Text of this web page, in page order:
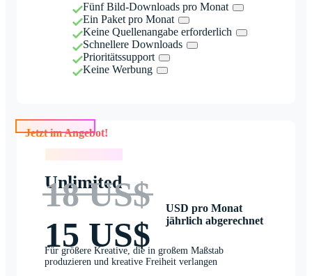
Fünf Bild-Downloads pro Monat
Ein Paket pro Monat
Keine Quellenangabe erforderlich
Schnellere Downloads
Prioritätssupport
Keine Werbung
Jetzt im Angebot!
Unlimited
18 US$
15 US$
USD pro Monat
jährlich abgerechnet
Für größere Kreative, die in großem Maßstab
produzieren und kreative Freiheit verlangen